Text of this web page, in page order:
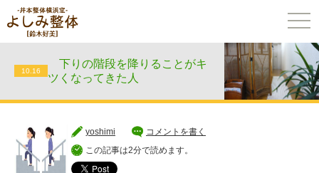
10.16
下りの階段を降りることがキ
ツくなってきた人
yoshimi
コメントを書く
この記事は2分で読めます。